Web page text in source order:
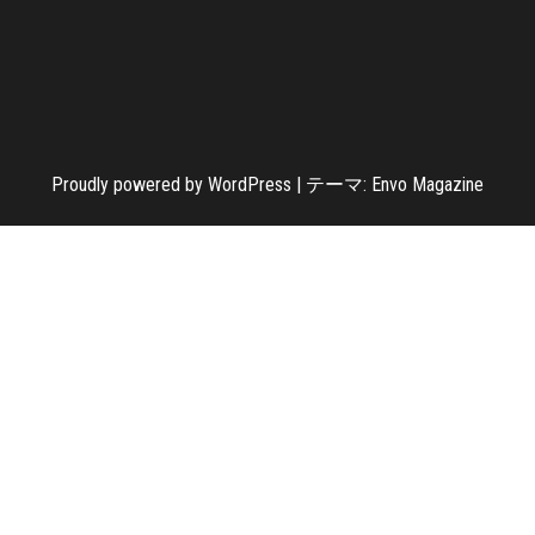
Proudly powered by WordPress テーマ: Envo Magazine